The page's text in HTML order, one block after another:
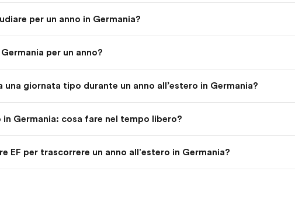
per un anno in Germania?
per un anno?
una giornata tipo durante un anno all’estero in Germania?
in Germania: cosa fare nel tempo libero?
EF per trascorrere un anno all'estero in Germania?